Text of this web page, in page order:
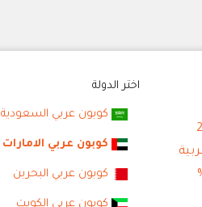
اختر الدولة
كوبون عربي السعودية
كوبون عربي الامارات
كوبون عربي البحرين
كوبون عربي الكويت